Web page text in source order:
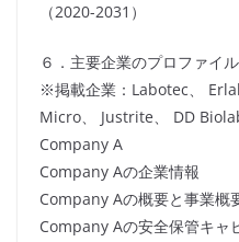
（2020-2031）
６．主要企業のプロファイル
※掲載企業：Labotec、
Micro、 Justrite、 DD
Company A
Company Aの企業情報
Company Aの概要と事業概
Company Aの安全保管キャ